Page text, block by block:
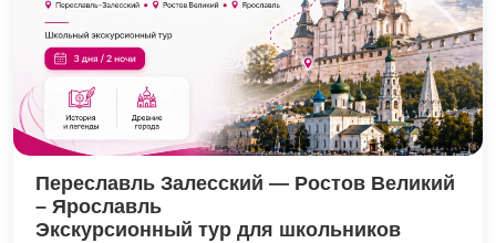
Переславль Залесский — Ростов Великий
– Ярославль
Экскурсионный тур для школьников